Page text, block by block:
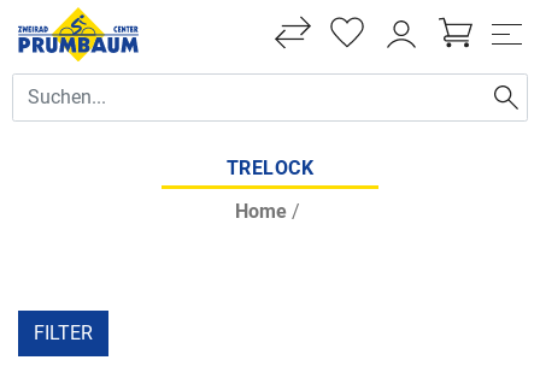
TRELOCK
Home /
FILTER